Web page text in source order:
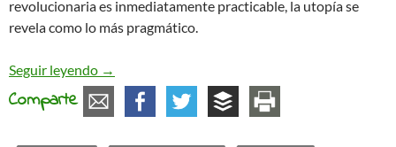
revolucionaria es inmediatamente practicable, la utopía se
revela como lo más pragmático.
Seguir leyendo El anarquismo práctico y la utopía concreta
→
Comparte